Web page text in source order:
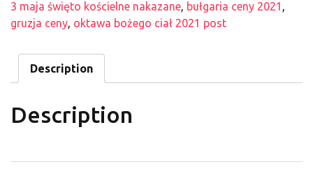
3 maja święto kościelne nakazane, bułgaria ceny 2021 ,
gruzja ceny, oktawa bożego ciał 2021 post
Description
Description